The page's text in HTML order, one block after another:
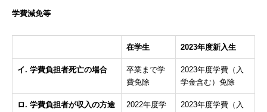
学費減免等
在学生 2023年度新入生
イ. 学費負担者死亡の場合
卒業まで学
費免除
2023年度学費（入
学金含む）免除
ロ. 学費負担者が収入の方途
2022年度学
2023年度学費（入